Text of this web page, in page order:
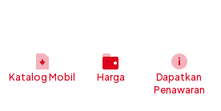
Katalog Mobil Harga
Dapatkan
Penawaran